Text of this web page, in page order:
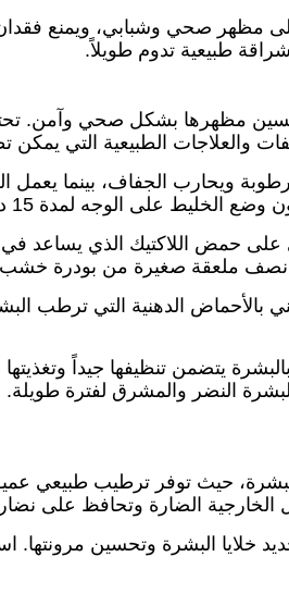
صحي وشبابي، ويمنع فقدان
طبيعية تدوم طويلاً.
مظهرها بشكل صحي وآمن.
والعلاجات الطبيعية التي
ويحارب الجفاف، بينما
حمض اللاكتيك الذي يساعد
من بودرة خشب الصندل ووزع
غني بالأحماض الدهنية التي
بالبشرة يتضمن تنظيفها جيداً
النضر والمشرق لفترة طويلة.
بالبشرة، حيث توفر ترطيب
الخارجية الضارة وتحافظ على
خلايا البشرة وتحسين